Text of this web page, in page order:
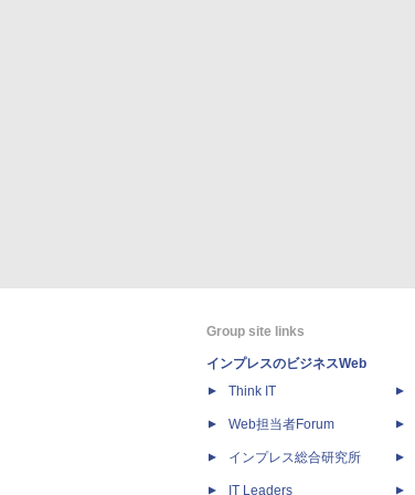
Group site links
インプレスのビジネスWeb
Think IT
Web担当者Forum
インプレス総合研究所
IT Leaders